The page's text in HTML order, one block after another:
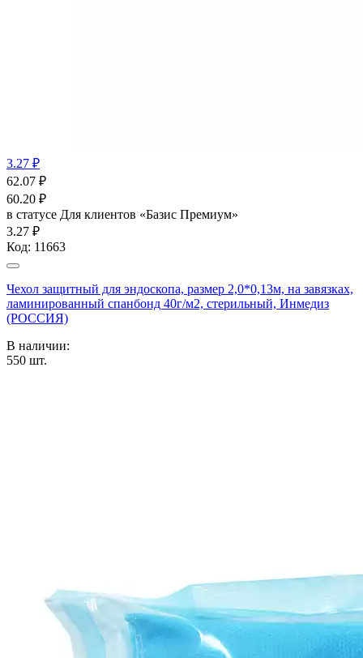
3.27 ₽
62.07 ₽
60.20 ₽
в статусе Для клиентов «Базис Премиум»
3.27 ₽
Код: 11663
Чехол защитный для эндоскопа, размер 2,0*0,13м, на завязках,
ламинированный спанбонд 40г/м2, стерильный, Инмедиз
(РОССИЯ)
В наличии:
550 шт.